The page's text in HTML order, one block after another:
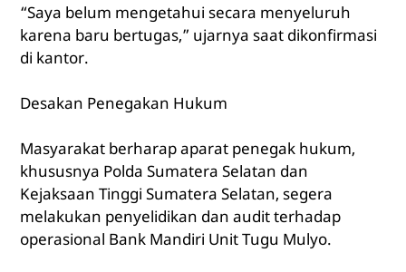
“Saya belum mengetahui secara menyeluruh
karena baru bertugas,” ujarnya saat dikonfirmasi
di kantor.
Desakan Penegakan Hukum
Masyarakat berharap aparat penegak hukum,
khususnya Polda Sumatera Selatan dan
Kejaksaan Tinggi Sumatera Selatan, segera
melakukan penyelidikan dan audit terhadap
operasional Bank Mandiri Unit Tugu Mulyo.